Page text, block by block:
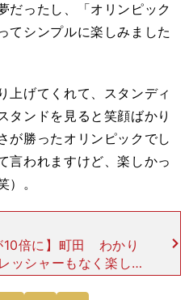
だったし、「オリンピック
てシンプルに楽しみました
げてくれて、スタンディ
タンドを見ると笑顔ばかり
が勝ったオリンピックでし
言われますけど、楽しかっ
。
10倍に】町田 わかり
ッシャーもなく楽しめ
ょっと違いましたね。